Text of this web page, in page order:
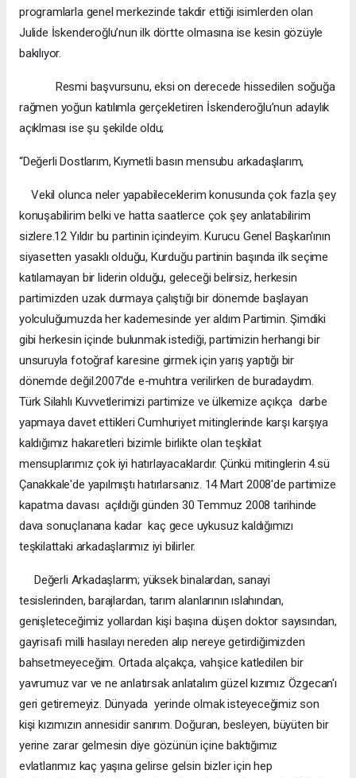
programlarla genel merkezinde takdir ettiği isimlerden olan
Julide İskenderoğlu’nun ilk dörtte olmasına ise kesin gözüyle
bakılıyor.
Resmi başvursunu, eksi on derecede hissedilen soğuğa
rağmen yoğun katılımla gerçekletiren İskenderoğlu’nun adaylık
açıklması ise şu şekilde oldu;
“Değerli Dostlarım, Kıymetli basın mensubu arkadaşlarım,
Vekil olunca neler yapabileceklerim konusunda çok fazla şey
konuşabilirim belki ve hatta saatlerce çok şey anlatabilirim
sizlere.12 Yıldır bu partinin içindeyim. Kurucu Genel Başkan'ının
siyasetten yasaklı olduğu, Kurduğu partinin başında ilk seçime
katılamayan bir liderin olduğu, geleceği belirsiz, herkesin
partimizden uzak durmaya çalıştığı bir dönemde başlayan
yolculuğumuzda her kademesinde yer aldım Partimin. Şimdiki
gibi herkesin içinde bulunmak istediği, partimizin herhangi bir
unsuruyla fotoğraf karesine girmek için yarış yaptığı bir
dönemde değil.2007'de e-muhtıra verilirken de buradaydım.
Türk Silahlı Kuvvetlerimizi partimize ve ülkemize açıkça darbe
yapmaya davet ettikleri Cumhuriyet mitinglerinde karşı karşıya
kaldığımız hakaretleri bizimle birlikte olan teşkilat
mensuplarımız çok iyi hatırlayacaklardır. Çünkü mitinglerin 4.sü
Çanakkale'de yapılmıştı hatırlarsanız. 14 Mart 2008'de partimize
kapatma davası açıldığı günden 30 Temmuz 2008 tarihinde
dava sonuçlanana kadar kaç gece uykusuz kaldığımızı
teşkilattaki arkadaşlarımız iyi bilirler.
Değerli Arkadaşlarım; yüksek binalardan, sanayi
tesislerinden, barajlardan, tarım alanlarının ıslahından,
genişleteceğimiz yollardan kişi başına düşen doktor sayısından,
gayrisafi milli hasılayı nereden alıp nereye getirdiğimizden
bahsetmeyeceğim. Ortada alçakça, vahşice katledilen bir
yavrumuz var ve ne anlatırsak anlatalım güzel kızımız Özgecan'ı
geri getiremeyiz. Dünyada yerinde olmak isteyeceğimiz son
kişi kızımızın annesidir sanırım. Doğuran, besleyen, büyüten bir
yerine zarar gelmesin diye gözünün içine baktığımız
evlatlarımız kaç yaşına gelirse gelsin bizler için hep